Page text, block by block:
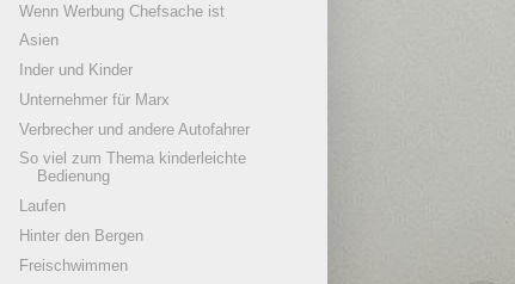
Wenn Werbung Chefsache ist
Asien
Inder und Kinder
Unternehmer für Marx
Verbrecher und andere Autofahrer
So viel zum Thema kinderleichte
Bedienung
Laufen
Hinter den Bergen
Freischwimmen